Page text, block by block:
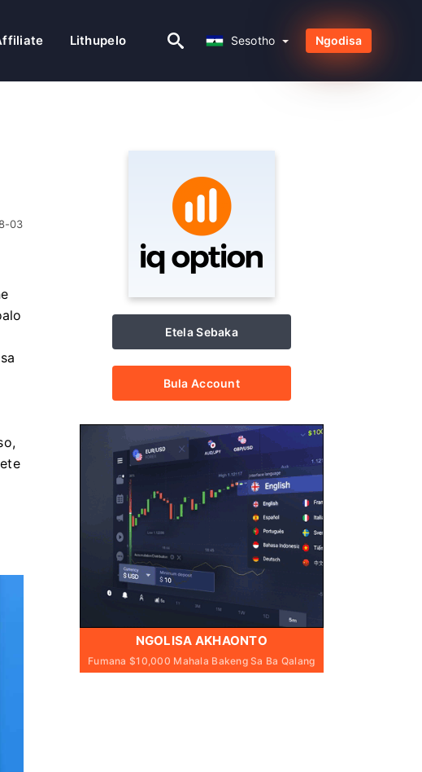
Sesotho
Lithupelo Sesotho Ngodisa
03
Etela Sebaka
Bula Account
NGOLISA AKHAONTO
Fumana $10,000 Mahala Bakeng Sa Ba Qalang